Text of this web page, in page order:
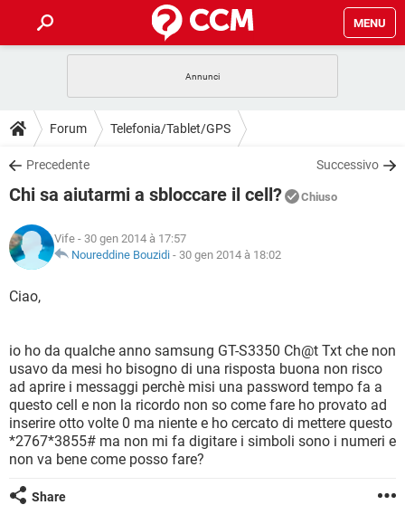
MENU
INTRATTENIMENTO ANDROID
iOS
INSTAGRAM WHATSAPP
TIKTOK
HARDWARE
GUIDE
COVID-19 GAMING
INSTAGRAM
TIKTOK
HARDWARE
DOWNLOAD
COVID-19 GAMING
INTRATTENIMENTO
iOS WINDOWS 10
INSTAGRAM
HARDWARE
COVID-19
INTRATTENIMENTO
iOS
TIKTOK FACEBOOK
HARDWARE
GLOSSARIO
COVID-19
iOS WINDOWS 10
INSTAGRAM WHATSAPP
TIKTOK FACEBOOK
HARDWARE
Forum Telefonia/Tablet/GPS
Precedente Successivo
Chi sa aiutarmi a sbloccare il cell? Chiuso
Vife - 30 gen 2014 à 17:57
Noureddine Bouzidi - 30 gen 2014 à 18:02
Ciao,
io ho da qualche anno samsung GT-S3350 Ch@t Txt che non
usavo da mesi ho bisogno di una risposta buona non risco
ad aprire i messaggi perchè misi una password tempo fa a
questo cell e non la ricordo non so come fare ho provato ad
inserire otto volte 0 ma niente e ho cercato di mettere questo
*2767*3855# ma non mi fa digitare i simboli sono i numeri e
non va bene come posso fare?
Share